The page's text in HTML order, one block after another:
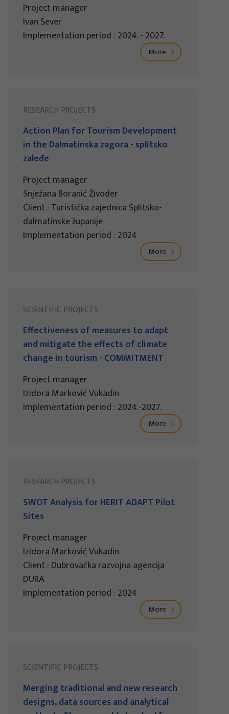
Project manager
Ivan Sever
Implementation period : 2024. - 2027.
More
RESEARCH PROJECTS
Action Plan for Tourism Development
in the Dalmatinska zagora - splitsko
zaleđe
Project manager
Snježana Boranić Živoder
Client : Turistička zajednica Splitsko-
dalmatinske županije
Implementation period : 2024
More
SCIENTIFIC PROJECTS
Effectiveness of measures to adapt
and mitigate the effects of climate
change in tourism - COMMITMENT
Project manager
Izidora Marković Vukadin
Implementation period : 2024.-2027.
More
RESEARCH PROJECTS
SWOT Analysis for HERIT ADAPT Pilot
Sites
Project manager
Izidora Marković Vukadin
Client : Dubrovačka razvojna agencija
DURA
Implementation period : 2024
More
SCIENTIFIC PROJECTS
Merging traditional and new research
designs, data sources and analytical